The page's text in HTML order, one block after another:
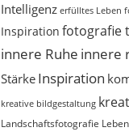
Intelligenz erfülltes Leben
Inspiration fotografie
innere Ruhe innere
Stärke Inspiration
kreative bildgestaltung
Landschaftsfotografie